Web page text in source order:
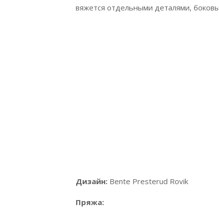
вяжется отдельными деталями,
Дизайн: Вente Presterud Rovik
Пряжа: